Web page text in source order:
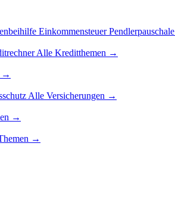
EinkommensteuerPendlerpauschale
Alle Kreditthemen →
→
Alle Versicherungen →
→
→